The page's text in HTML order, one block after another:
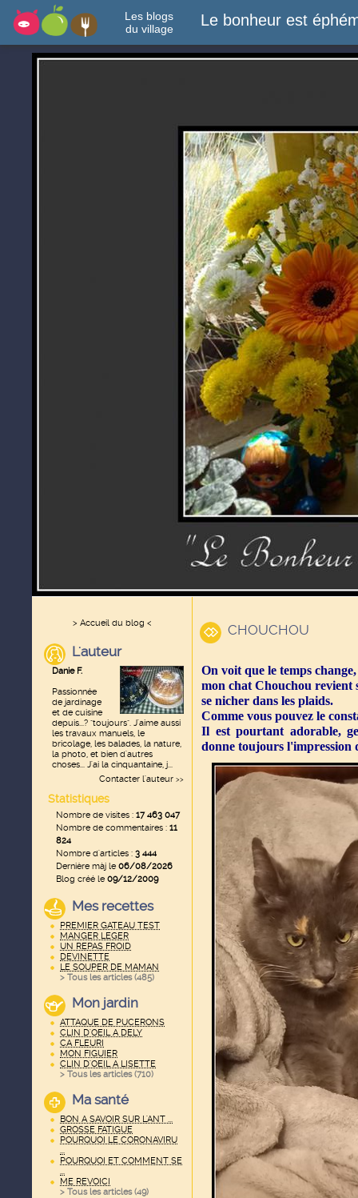
Les blogs
du village
Le bonheur est
> Accueil du blog <
L'auteur
Danie F.
Passionnée
de jardinage
et de cuisine
depuis...? "toujours". J'aime aussi
les travaux manuels, le
bricolage, les balades, la nature,
la photo, et bien d'autres
choses... J'ai la cinquantaine, j...
Contacter l'auteur >>
Statistiques
Nombre de visites : 17 463 047
Nombre de commentaires : 11
824
Nombre d'articles : 3 444
Dernière màj le06/08/2026
Blog créé le09/12/2009
Mes recettes
PREMIER GATEAU TEST
MANGER LEGER
UN REPAS FROID
DEVINETTE
LE SOUPER DE MAMAN
> Tous les articles (485)
Mon jardin
ATTAQUE DE PUCERONS
CLIN D'OEIL A DELY
CA FLEURI
MON FIGUIER
CLIN D'OEIL A LISETTE
> Tous les articles (710)
Ma santé
BON A SAVOIR SUR L'ANT ...
GROSSE FATIGUE
POURQUOI LE CORONAVIRU
...
POURQUOI ET COMMENT SE
...
ME REVOICI
> Tous les articles (49)
CHOUCHOU
On voit que le temps
mon chat Chouchou revient
se nicher dans les plaids.
Comme vous pouvez le
Il est pourtant adorable,
donne toujours l'impression